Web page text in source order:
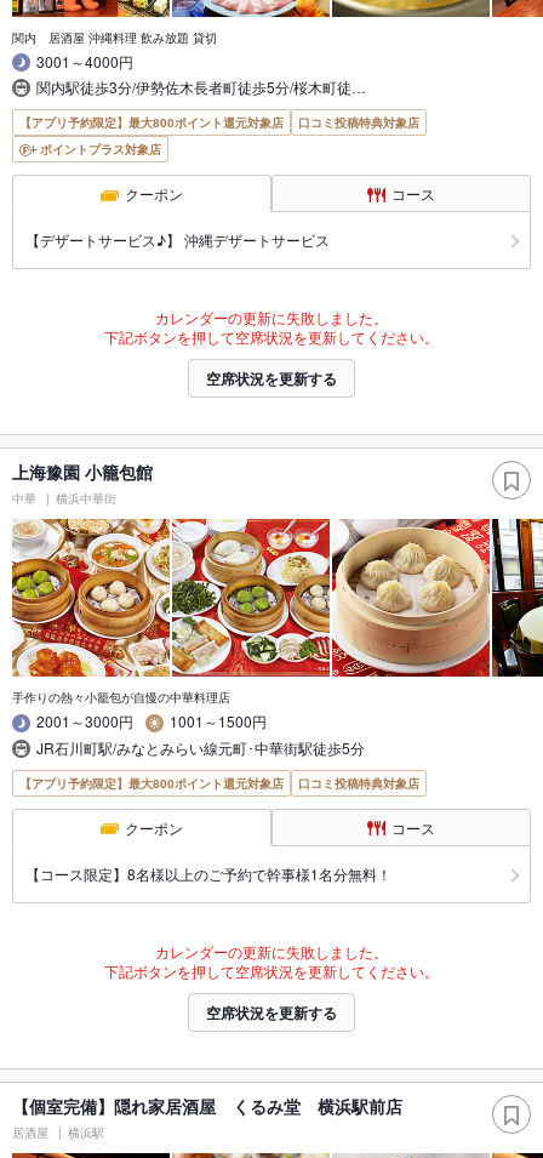
関内 居酒屋 沖縄料理 飲み放題 貸切
3001～4000円
関内駅徒歩3分/伊勢佐木長者町徒歩5分/桜木町徒…
【アプリ予約限定】最大800ポイント還元対象店
口コミ投稿特典対象店
ポイントプラス対象店
クーポン コース
【デザートサービス♪】 沖縄デザートサービス
カレンダーの更新に失敗しました。
下記ボタンを押して空席状況を更新してください。
空席状況を更新する
上海豫園 小籠包館
中華 横浜中華街
手作りの熱々小籠包が自慢の中華料理店
2001～3000円
1001～1500円
JR石川町駅/みなとみらい線元町･中華街駅徒歩5分
【アプリ予約限定】最大800ポイント還元対象店 口コミ投稿特典対象店
クーポン コース
【コース限定】8名様以上のご予約で幹事様1名分無料！
カレンダーの更新に失敗しました。
下記ボタンを押して空席状況を更新してください。
空席状況を更新する
【個室完備】隠れ家居酒屋 くるみ堂 横浜駅前店
居酒屋 横浜駅